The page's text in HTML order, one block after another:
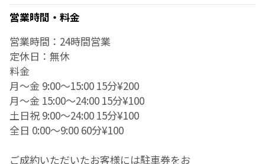
営業時間・料金
営業時間：24時間営業
定休日：無休
料金
月～金 9:00～15:00 15分¥200
月～金 15:00～24:00 15分¥100
土日祝 9:00～24:00 15分¥100
全日 0:00～9:00 60分¥100
ご成約いただいたお客様には駐車券をお